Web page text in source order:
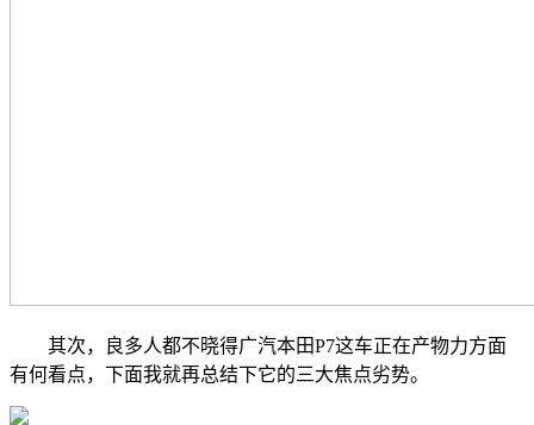
其次，良多人都不晓得广汽本田P7这车正在产物力方面
有何看点，下面我就再总结下它的三大焦点劣势。